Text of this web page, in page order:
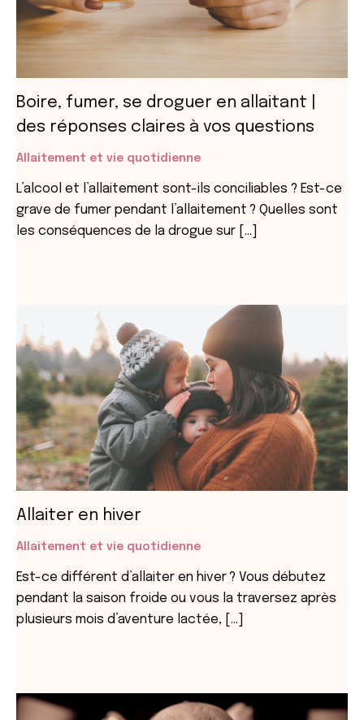
Boire, fumer, se droguer en allaitant |
des réponses claires à vos questions
Allaitement et vie quotidienne
L’alcool et l’allaitement sont-ils conciliables ? Est-ce
grave de fumer pendant l’allaitement ? Quelles sont
les conséquences de la drogue sur […]
Allaiter en hiver
Allaitement et vie quotidienne
Est-ce différent d’allaiter en hiver ? Vous débutez
pendant la saison froide ou vous la traversez après
plusieurs mois d’aventure lactée, […]